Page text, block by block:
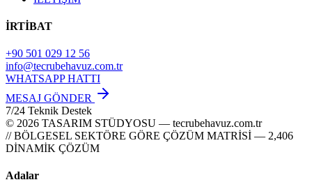
İRTİBAT
+90 501 029 12 56
info@tecrubehavuz.com.tr
WHATSAPP HATTI
MESAJ GÖNDER
7/24 Teknik Destek
© 2026 TASARIM STÜDYOSU — tecrubehavuz.com.tr
// BÖLGESEL SEKTÖRE GÖRE ÇÖZÜM MATRİSİ — 2,406
DİNAMİK ÇÖZÜM
Adalar